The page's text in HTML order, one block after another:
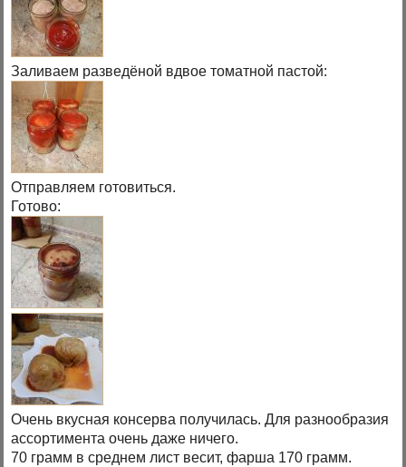
Заливаем разведёной вдвое томатной пастой:
Отправляем готовиться.
Готово:
Очень вкусная консерва получилась. Для разнообразия
ассортимента очень даже ничего.
70 грамм в среднем лист весит, фарша 170 грамм.